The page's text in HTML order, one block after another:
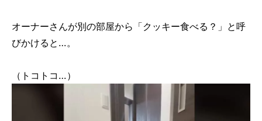
オーナーさんが別の部屋から「クッキー食べる？」と呼
びかけると…。
（トコトコ…）